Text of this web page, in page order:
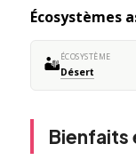
Écosystèmes
🏜️ÉCOSYSTÈME
Désert
Bienfaits